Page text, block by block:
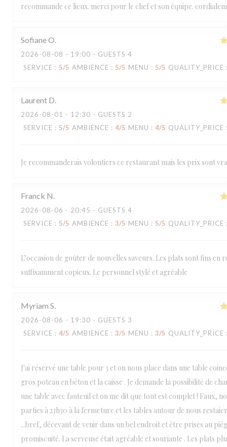
recommande ce lieux. merci pour le chef et son équipe.
SofianeO
2026-08-08 - 19:00 - GUESTS 4
SERVICE : 5/5 AMBIENCE : 5/5 MENU : 5/5 QUALITY_PRICE
Laurent D
2026-08-01 - 12:30 - GUESTS 2
SERVICE : 5/5 AMBIENCE : 4/5 MENU : 4/5 QUALITY_PRICE
Je recommanderais volontiers ce restaurant mais les prix sont
Franck N
2026-08-06 - 20:45 - GUESTS 4
SERVICE : 5/5 AMBIENCE : 3/5 MENU : 5/5 QUALITY_PRICE
L’occasion de goûter de nouvelles saveurs. Les plats sont fins en
suffisamment copieux. Le personnel stylé et agréable
Myriam S
2026-08-06 - 19:30 - GUESTS 3
SERVICE : 4/5 AMBIENCE : 3/5 MENU : 3/5 QUALITY_PRICE
J'ai réservé une table pour 3 et on nous place dans une table
gros poteau en béton et la caisse . Je demande la possibilité de
une table avec fauteuil et on me dit que tout est complet ! Faux,
parties à 23h30 à la fermeture et les tables autour de nous
...bref, décevant de venir dans un bel endroit et être prises au
promiscuité. La serveuse était agréable et souriante . Les plats